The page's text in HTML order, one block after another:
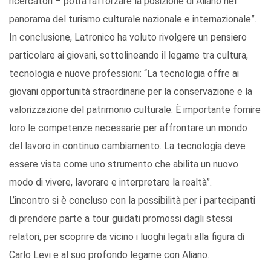
panorama del turismo culturale nazionale e internazionale”.
In conclusione, Latronico ha voluto rivolgere un pensiero
particolare ai giovani, sottolineando il legame tra cultura,
tecnologia e nuove professioni: “La tecnologia offre ai
giovani opportunità straordinarie per la conservazione e la
valorizzazione del patrimonio culturale. È importante fornire
loro le competenze necessarie per affrontare un mondo
del lavoro in continuo cambiamento. La tecnologia deve
essere vista come uno strumento che abilita un nuovo
modo di vivere, lavorare e interpretare la realtà”.
L’incontro si è concluso con la possibilità per i partecipanti
di prendere parte a tour guidati promossi dagli stessi
relatori, per scoprire da vicino i luoghi legati alla figura di
Carlo Levi e al suo profondo legame con Aliano.